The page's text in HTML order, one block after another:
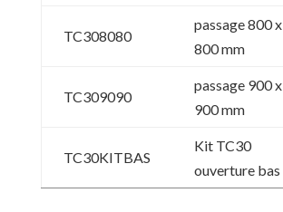
TC308080
passage 800 x
800 mm
TC309090
passage 900 x
900 mm
TC30KITBAS
Kit TC30
ouverture bas